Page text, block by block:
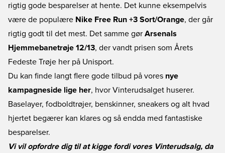
rigtig gode besparelser at hente. Det kunne eksempelvis
være de populære Nike Free Run +3 Sort/Orange, der går
rigtig godt til det mest. Det samme gør Arsenals
Hjemmebanetrøje 12/13, der vandt prisen som Årets
Fedeste Trøje her på Unisport.
Du kan finde langt flere gode tilbud på vores nye
kampagneside lige her, hvor Vinterudsalget huserer.
Baselayer, fodboldtrøjer, benskinner, sneakers og alt hvad
hjertet begærer kan klares og så endda med fantastiske
besparelser.
Vi vil opfordre dig til at kigge fordi vores Vinterudsalg, da